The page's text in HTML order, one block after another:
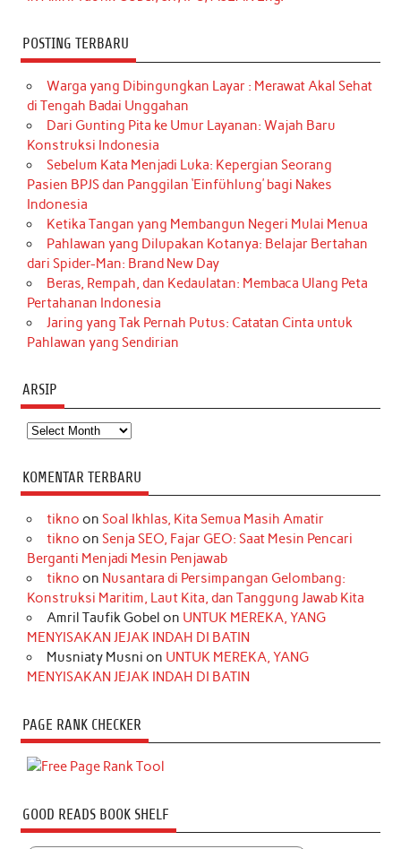
POSTING TERBARU
Warga yang Dibingungkan Layar : Merawat Akal Sehat
di Tengah Badai Unggahan
Dari Gunting Pita ke Umur Layanan: Wajah Baru
Konstruksi Indonesia
Sebelum Kata Menjadi Luka: Kepergian Seorang
Pasien BPJS dan Panggilan ‘Einfühlung’ bagi Nakes
Indonesia
Ketika Tangan yang Membangun Negeri Mulai Menua
Pahlawan yang Dilupakan Kotanya: Belajar Bertahan
dari Spider-Man: Brand New Day
Beras, Rempah, dan Kedaulatan: Membaca Ulang Peta
Pertahanan Indonesia
Jaring yang Tak Pernah Putus: Catatan Cinta untuk
Pahlawan yang Sendirian
ARSIP
Arsip
KOMENTAR TERBARU
tikno on Soal Ikhlas, Kita Semua Masih Amatir
tikno on Senja SEO, Fajar GEO: Saat Mesin Pencari
Berganti Menjadi Mesin Penjawab
tikno on Nusantara di Persimpangan Gelombang:
Konstruksi Maritim, Laut Kita, dan Tanggung Jawab Kita
Amril Taufik Gobel on UNTUK MEREKA, YANG
MENYISAKAN JEJAK INDAH DI BATIN
Musniaty Musni on UNTUK MEREKA, YANG
MENYISAKAN JEJAK INDAH DI BATIN
PAGE RANK CHECKER
GOOD READS BOOK SHELF